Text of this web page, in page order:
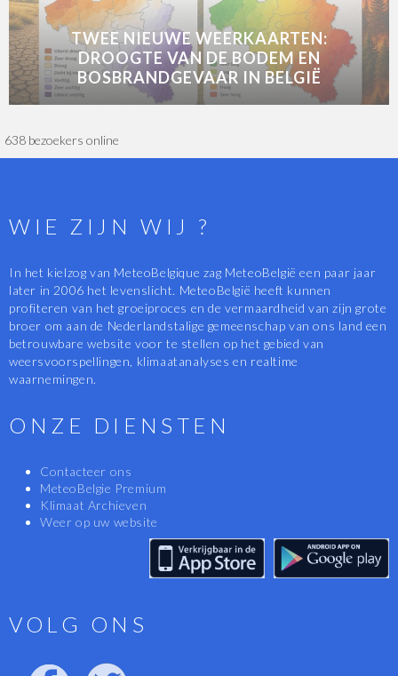
TWEE NIEUWE WEERKAARTEN:
DROOGTE VAN DE BODEM EN
BOSBRANDGEVAAR IN BELGIË
638 bezoekers online
WIE ZIJN WIJ ?
In het kielzog van MeteoBelgique zag MeteoBelgië een paar jaar
later in 2006 het levenslicht. MeteoBelgië heeft kunnen
profiteren van het groeiproces en de vermaardheid van zijn grote
broer om aan de Nederlandstalige gemeenschap van ons land een
betrouwbare website voor te stellen op het gebied van
weersvoorspellingen, klimaatanalyses en realtime
waarnemingen.
ONZE DIENSTEN
Contacteer ons
MeteoBelgie Premium
Klimaat Archieven
Weer op uw website
VOLG ONS